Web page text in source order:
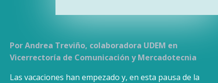
Por Andrea Treviño, colaboradora UDEM en
Vicerrectoría de Comunicación y Mercadotecnia
Las vacaciones han empezado y, en esta pausa de la